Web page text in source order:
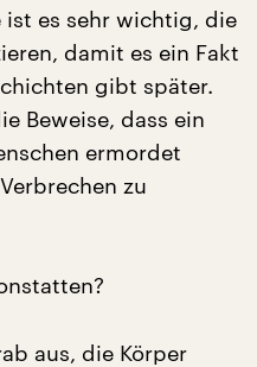
ist es sehr wichtig, die
damit es ein Fakt
gibt später.
Beweise, dass ein
ermordet
zu
aus, die Körper